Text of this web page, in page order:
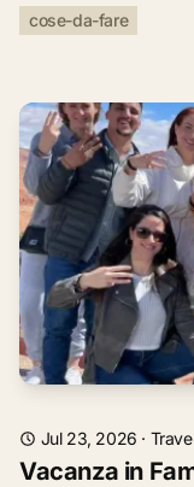
cose-da-fare
Jul 23, 2026 ·
Vacanza in